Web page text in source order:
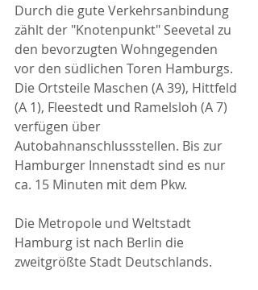
Durch die gute Verkehrsanbindung
zählt der "Knotenpunkt" Seevetal zu
den bevorzugten Wohngegenden
vor den südlichen Toren Hamburgs.
Die Ortsteile Maschen (A 39), Hittfeld
(A 1), Fleestedt und Ramelsloh (A 7)
verfügen über
Autobahnanschlussstellen. Bis zur
Hamburger Innenstadt sind es nur
ca. 15 Minuten mit dem Pkw.
Die Metropole und Weltstadt
Hamburg ist nach Berlin die
zweitgrößte Stadt Deutschlands.